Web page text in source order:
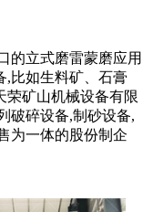
的立式磨雷蒙磨应用
,比如生料矿、石膏
荣矿山机械设备有限
破碎设备,制砂设备,
为一体的股份制企